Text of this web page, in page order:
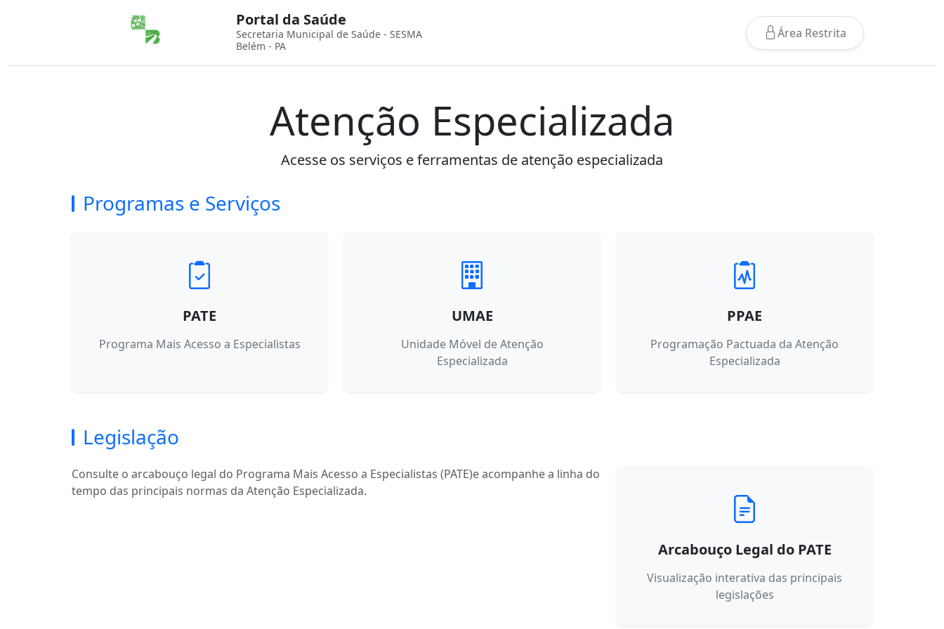
Portal da Saúde
Secretaria Municipal de Saúde - SESMA
Belém - PA
Área Restrita
Atenção Especializada
Acesse os serviços e ferramentas de atenção especializada
Programas e Serviços
PATE
Programa Mais Acesso a Especialistas
UMAE
Unidade Móvel de Atenção
Especializada
PPAE
Programação Pactuada da Atenção
Especializada
Legislação
Consulte o arcabouço legal do Programa Mais Acesso a Especialistas (PATE)e acompanhe a linha do
tempo das principais normas da Atenção Especializada.
Arcabouço Legal do PATE
Visualização interativa das principais
legislações